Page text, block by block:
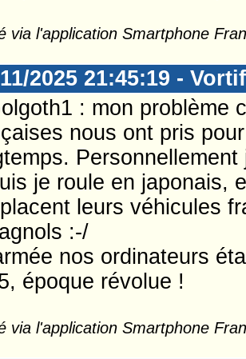
via l'application Smartphone
2025 21:45:19 -
: mon problème
nous ont pris
je roule en japonais,
leurs véhicules
:-/
nos ordinateurs
époque révolue !
via l'application Smartphone